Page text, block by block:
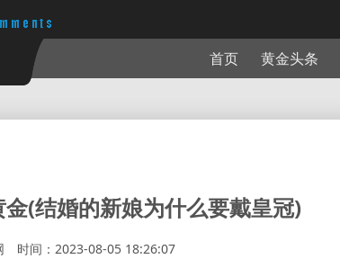
首页 黄金头条
(结婚的新娘为什么要戴皇冠)
时间：2023-08-05 18:26:07